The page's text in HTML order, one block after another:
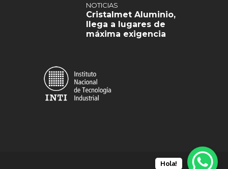
NOTICIAS
Cristalmet Aluminio,
llega a lugares de
máxima exigencia
Hola!